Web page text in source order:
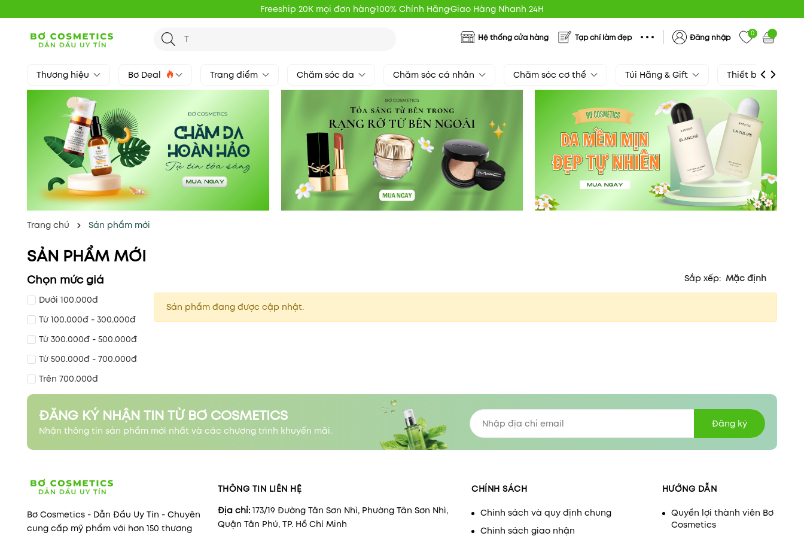
Freeship 20K mọi đơn hàng100% Chính HãngGiao Hàng Nhanh 24H
Hệ thống cửa hàng Tạp chí làm đẹp Đăng nhập 0
Thương hiệu Bơ Deal Trang điểm Chăm sóc da Chăm sóc cá nhân Chăm sóc cơ thể Túi Hãng & Gift Thiết bị làm đẹp
Trang chủ Sản phẩm mới
SẢN PHẨM MỚI
Chọn mức giá
Dưới 100.000đ
Từ 100.000đ - 300.000đ
Từ 300.000đ - 500.000đ
Từ 500.000đ - 700.000đ
Trên 700.000đ
Sắp xếp: Mặc định
Sản phẩm đang được cập nhật.
ĐĂNG KÝ NHẬN TIN TỪ BƠ COSMETICS
Nhận thông tin sản phẩm mới nhất và các chương trình khuyến mãi.
Đăng ký
Bơ Cosmetics - Dẫn Đầu Uy Tín - Chuyên
cung cấp mỹ phẩm với hơn 150 thương
THÔNG TIN LIÊN HỆ
Địa chỉ: 173/19 Đường Tân Sơn Nhì, Phường Tân Sơn Nhì,
Quận Tân Phú, TP. Hồ Chí Minh
CHÍNH SÁCH
Chính sách và quy định chung
Chính sách giao nhận
HƯỚNG DẪN
Quyền lợi thành viên Bơ
Cosmetics